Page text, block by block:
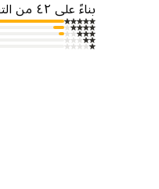
بناءً على ٤٢ من التقييمات